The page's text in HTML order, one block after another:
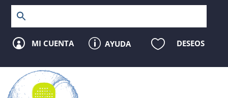
 MI CUENTA p AYUDA  DESEOS